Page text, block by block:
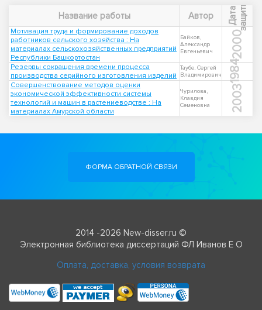
Название работы Автор Д
а
т
а
з
а
щ
и
т ы
Мотивация труда и формирование доходов
работников сельского хозяйства : На
материалах сельскохозяйственных предприятий
Республики Башкортостан
Байков,
Александр
Евгеньевич
2000
Резервы сокращения времени процесса
производства серийного изготовления изделий
Таубе, Сергей
Владимирович
1984
Совершенствование методов оценки
экономической эффективности системы
технологий и машин в растениеводстве : На
материалах Амурской области
Чурилова,
Клавдия
Семеновна
2003
ФОРМА ОБРАТНОЙ СВЯЗИ
2014 -2026 New-disser.ru ©
Электронная библиотека диссертаций ФЛ Иванов Е О
Оплата, доставка, условия возврата